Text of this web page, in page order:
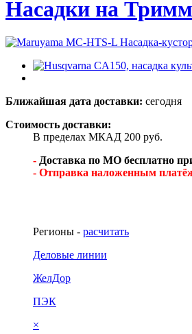
Насадки на
Ближайшая дата доставки: сегодня
Стоимость доставки:
В пределах МКАД 200 руб.
- Доставка по МО бесплатно
- Отправка наложенным
Регионы - расчитать
Деловые линии
ЖелДор
ПЭК
×